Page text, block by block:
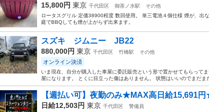
15,800円 東京 千代田区 御茶ノ水駅
その他
ロータスグリル 定価38900程度 数回使用。 単三電池４個仕様 煙が、出
庭でBBQしても煙が上がらず出来ます。
スズキ ジムニー JB22
880,000円 東京 千代田区 竹橋駅 その他
オンライン決済
いま現在、自分が購入した車屋に委託販売という形で置かせてもらって
屋になります。 とくに目立った傷はありません。 状態はいいのでまだま
【週払い可】夜勤のみ★MAX高日給15,691
日給12,503円 東京 千代田区
警備員